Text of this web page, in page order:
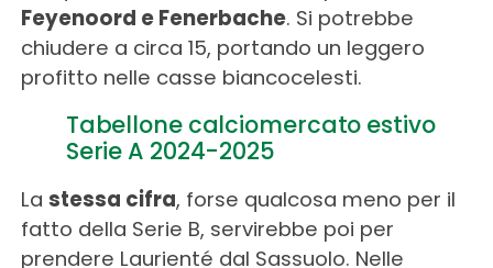
Feyenoord e Fenerbache. Si potrebbe
chiudere a circa 15, portando un leggero
profitto nelle casse biancocelesti.
Tabellone calciomercato estivo
Serie A 2024-2025
La stessa cifra, forse qualcosa meno per il
fatto della Serie B, servirebbe poi per
prendere Laurienté dal Sassuolo. Nelle